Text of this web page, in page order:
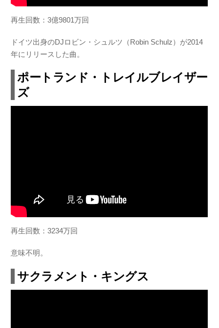
再生回数：3億9801万回
ドイツ出身のDJロビン・シュルツ（Robin Schulz）が2014
年にリリースした曲。
ポートランド・トレイルブレイザー
ズ
再生回数：3234万回
意味不明。
サクラメント・キングス